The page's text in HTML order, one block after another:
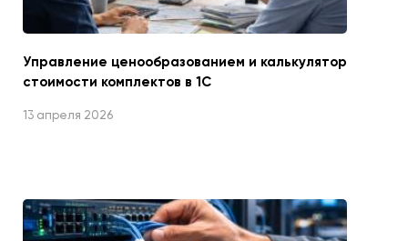
Управление ценообразованием и калькулятор
стоимости комплектов в 1С
13 апреля 2026